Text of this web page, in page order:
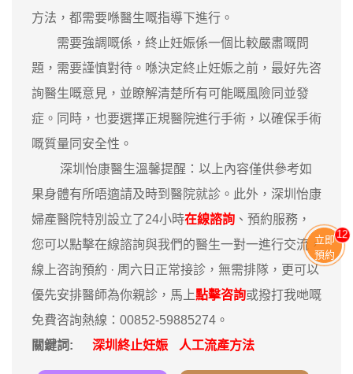
方法，都需要喺醫生嘅指導下進行。
需要強調嘅係，終止妊娠係一個比較嚴肅嘅問
題，需要謹慎對待。喺決定終止妊娠之前，最好先咨
詢醫生嘅意見，並瞭解清楚所有可能嘅風險同並發
症。同時，也要選擇正規醫院進行手術，以確保手術
嘅質量同安全性。
深圳怡康醫生溫馨提醒：以上內容僅供參考如
果身體有所唔適請及時到醫院就診。此外，深圳怡康
婦產醫院特別設立了24小時在線諮詢 、預約服務，
您可以點擊在線諮詢與我們的醫生一對一進行交流，
線上咨詢預約 · ‎周六日正常接診，無需排隊，更可以
優先安排醫師為你親診，馬上點擊咨詢或撥打我哋嘅
免費咨詢熱線：00852-59885274。
關鍵詞:
深圳終止妊娠 人工流產方法
立即
預約
12